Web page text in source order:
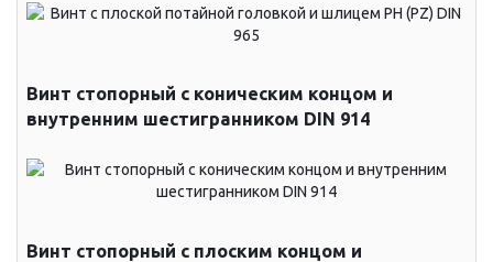
Винт стопорный с коническим концом и
внутренним шестигранником DIN 914
Винт стопорный с плоским концом и